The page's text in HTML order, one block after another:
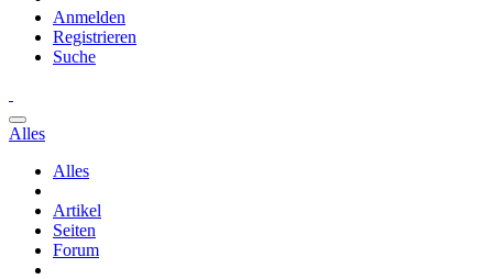
Anmelden
Registrieren
Suche
Alles
Alles
Artikel
Seiten
Forum